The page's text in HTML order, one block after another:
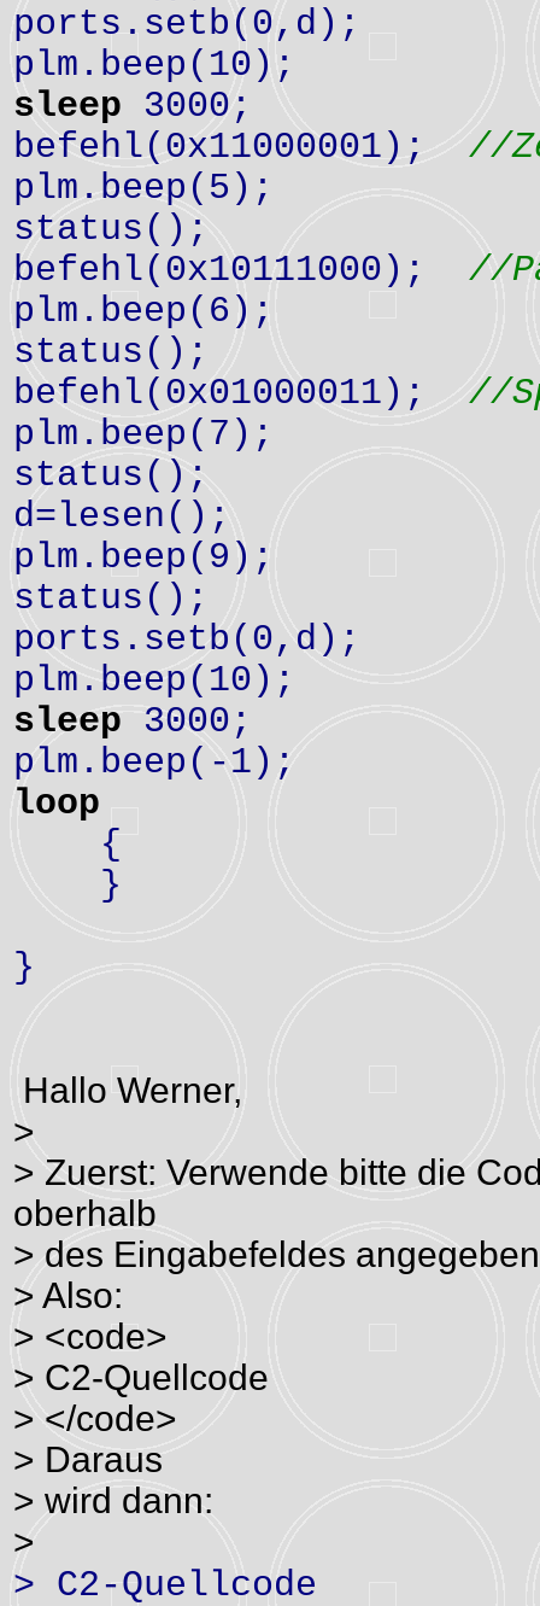
plm.beep(10);
sleep 3000;
befehl(0x11000001); //
plm.beep(5);
status();
befehl(0x10111000); //
plm.beep(6);
status();
befehl(0x01000011); //
plm.beep(7);
status();
plm.beep(9);
status();
plm.beep(10);
sleep 3000;
plm.beep(-1);
loop
{
}
}
Hallo Werner,
>
> Zuerst: Verwende bitte die
oberhalb
> des Eingabefeldes
> Also:
> <code>
> C2-Quellcode
> </code>
> Daraus
> wird dann:
>
> C2-Quellcode